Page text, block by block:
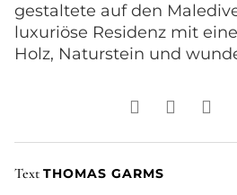
gestaltete auf den
luxuriöse Residenz mit
Holz, Naturstein und
Text THOMAS GARMS